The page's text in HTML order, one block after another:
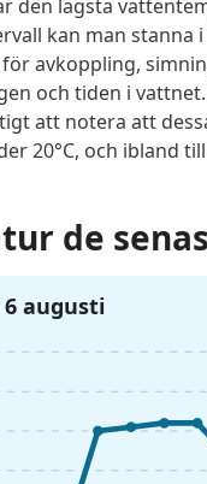
den lägsta
kan man
avkoppling,
och tiden i
att notera att
20°C, och ibland
de
augusti